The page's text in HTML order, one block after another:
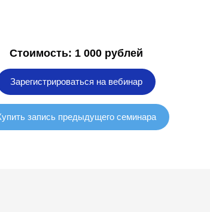
Стоимость: 1 000 рублей
Зарегистрироваться на вебинар
запись предыдущего семинара